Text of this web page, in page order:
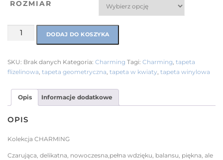
ROZMIAR
DODAJ DO KOSZYKA
SKU: Brak danych Kategoria: Charming Tagi: Charming tapeta
flizelinowa tapeta geometryczna tapeta w kwiaty tapeta winylowa
Opis Informacje dodatkowe
OPIS
Kolekcja CHARMING
Czarująca, delikatna, nowoczesna,pełna wdzięku, balansu, piękna, ale